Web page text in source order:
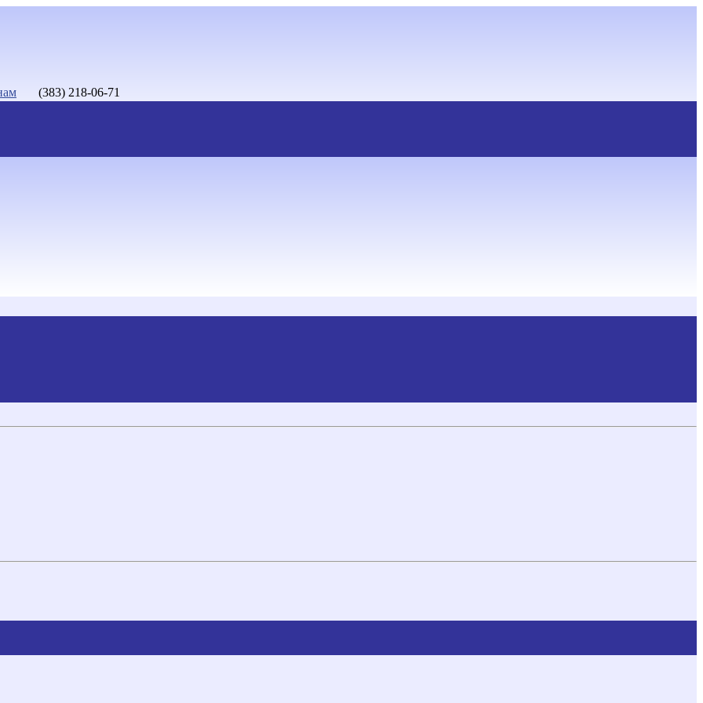
(383) 218-06-71